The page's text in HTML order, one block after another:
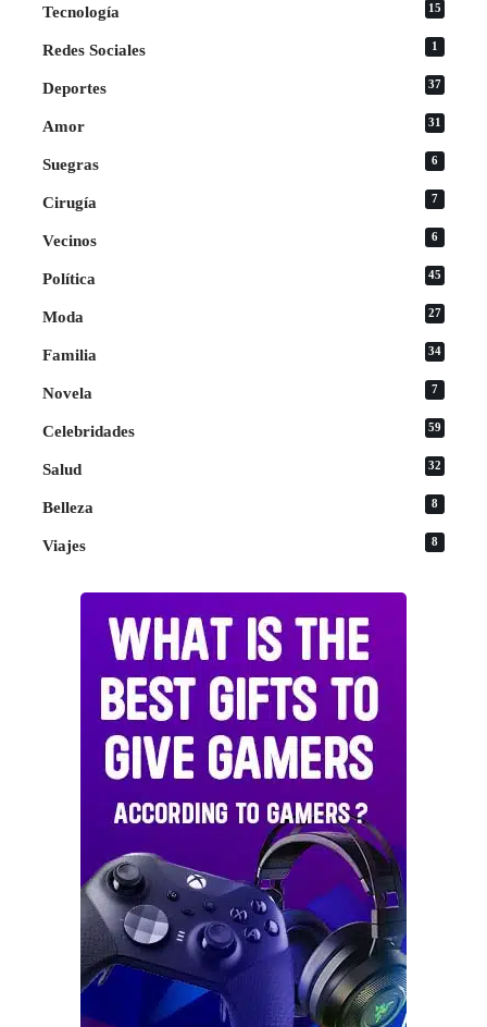
Tecnología 15
Redes Sociales 1
Deportes 37
Amor 31
Suegras 6
Cirugía 7
Vecinos 6
Política 45
Moda 27
Familia 34
Novela 7
Celebridades 59
Salud 32
Belleza 8
Viajes 8